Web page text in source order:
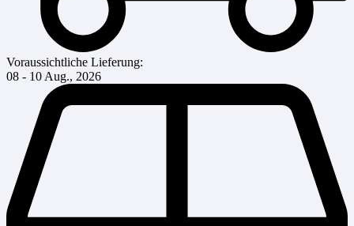
Voraussichtliche Lieferung:
08 - 10 Aug., 2026